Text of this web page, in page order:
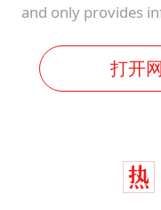
and only provides
打开